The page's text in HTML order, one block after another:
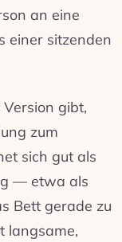
an eine
einer sitzenden
gibt,
zum
sich gut als
— etwa als
Bett gerade zu
langsame,